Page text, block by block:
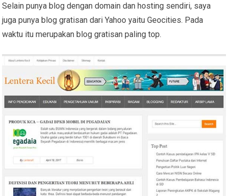
Selain punya blog dengan domain dan hosting sendiri, saya
juga punya blog gratisan dari Yahoo yaitu Geocities. Pada
waktu itu merupakan blog gratisan paling top.